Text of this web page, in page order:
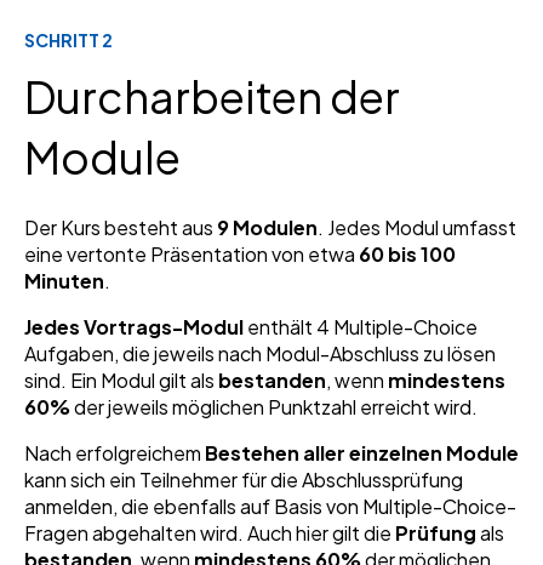
SCHRITT 2
Durcharbeiten der
Module
Der Kurs besteht aus 9 Modulen. Jedes Modul umfasst
eine vertonte Präsentation von etwa 60 bis 100
Minuten.
Jedes Vortrags-Modulenthält 4 Multiple-Choice
Aufgaben, die jeweils nach Modul-Abschluss zu lösen
sind. Ein Modul gilt als bestanden, wenn mindestens
60%der jeweils möglichen Punktzahl erreicht wird.
Nach erfolgreichem Bestehen aller einzelnen Module
kann sich ein Teilnehmer für die Abschlussprüfung
anmelden, die ebenfalls auf Basis von Multiple-Choice-
Fragen abgehalten wird. Auch hier gilt die Prüfungals
bestanden , wenn mindestens 60%der möglichen